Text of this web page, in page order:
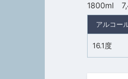
1800ml
アルコー
16.1度